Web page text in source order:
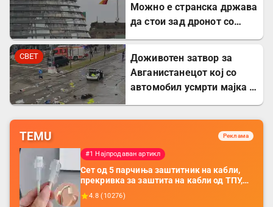
Можно е странска држава
да стои зад дронот со
СВЕТ
Доживотен затвор за
Авганистанецот кој со
автомобил усмрти мајка и
TEMU Реклама
#1 Најпродаван артикл
Сет од 5 парчиња заштитник на кабли,
прекривка за заштита на кабли од ТПУ,
додатоци за заштита на кабли, без
батерија, за мобилни телефони, комплет
4.8 (10276)